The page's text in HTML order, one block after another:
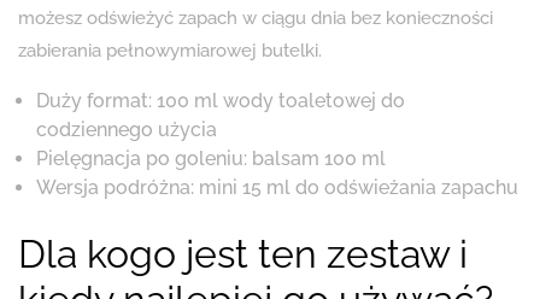
możesz odświeżyć zapach w ciągu dnia bez konieczności
zabierania pełnowymiarowej butelki.
Duży format: 100 ml wody toaletowej do
codziennego użycia
Pielęgnacja po goleniu: balsam 100 ml
Wersja podróżna: mini 15 ml do odświeżania zapachu
Dla kogo jest ten zestaw i